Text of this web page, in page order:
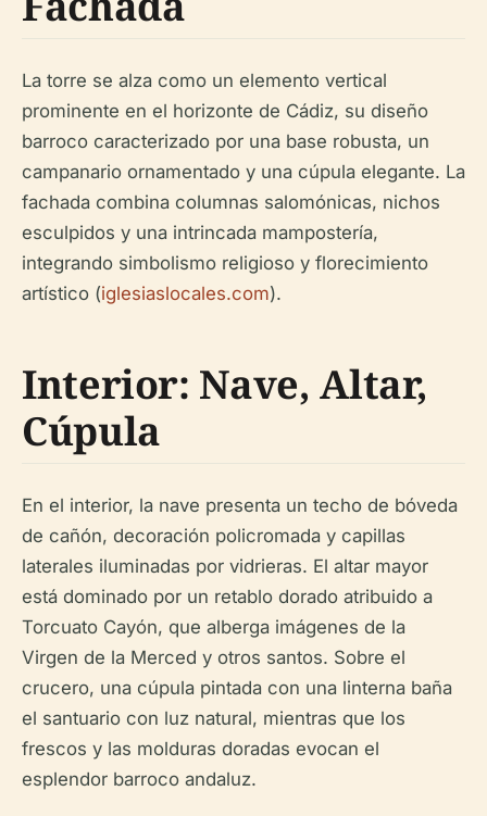
La torre se alza como un elemento vertical
prominente en el horizonte de Cádiz, su diseño
barroco caracterizado por una base robusta, un
campanario ornamentado y una cúpula elegante. La
fachada combina columnas salomónicas, nichos
esculpidos y una intrincada mampostería,
integrando simbolismo religioso y florecimiento
artístico (iglesiaslocales.com).
Interior: Nave, Altar,
Cúpula
En el interior, la nave presenta un techo de bóveda
de cañón, decoración policromada y capillas
laterales iluminadas por vidrieras. El altar mayor
está dominado por un retablo dorado atribuido a
Torcuato Cayón, que alberga imágenes de la
Virgen de la Merced y otros santos. Sobre el
crucero, una cúpula pintada con una linterna baña
el santuario con luz natural, mientras que los
frescos y las molduras doradas evocan el
esplendor barroco andaluz.